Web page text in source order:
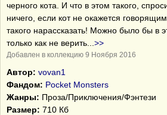
черного кота. И что в этом такого,
ничего, если кот не окажется
такого нарассказать! Можно было бы в
только как не верить
>>
Добавлен в коллекцию 9 Ноября 2016
Автор: vovan1
Фандом: Pocket Monsters
Жанры: Проза/Приключения/Фэнтези
Размер: 710 Кб